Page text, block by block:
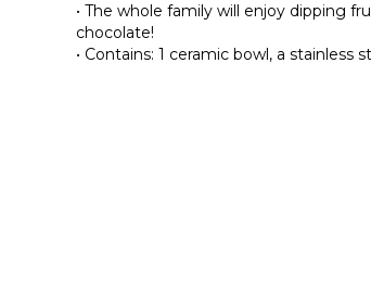
• The whole family will enjoy dipping
chocolate!
• Contains: 1 ceramic bowl, a stainless